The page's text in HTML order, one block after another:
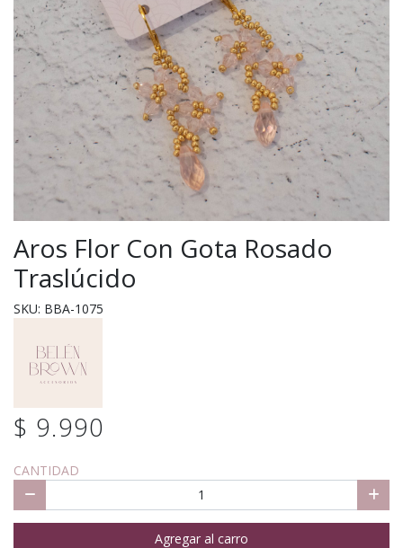
Aros Flor Con Gota Rosado
Traslúcido
SKU: BBA-1075
$ 9.990
CANTIDAD
Agregar al carro